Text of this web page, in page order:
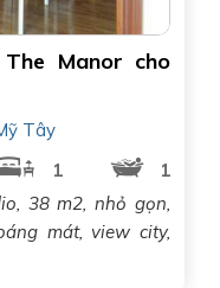
Manor cho
Tây
1
1
38 m2, nhỏ gọn,
mát, view city,